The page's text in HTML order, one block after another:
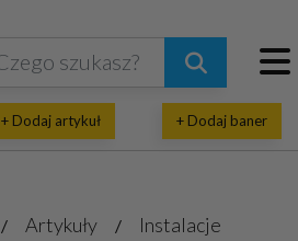
+ Dodaj artykuł + Dodaj baner
Artykuły
Instalacje